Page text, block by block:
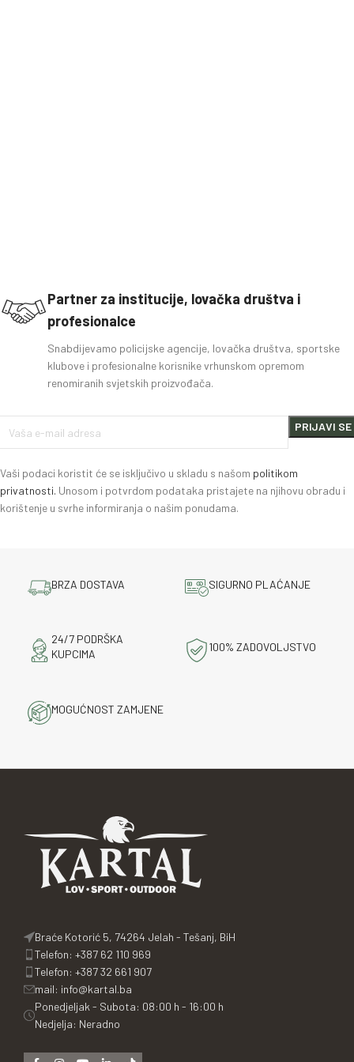
Partner za institucije, lovačka društva i
profesionalce
Snabdijevamo policijske agencije, lovačka društva, sportske
klubove i profesionalne korisnike vrhunskom opremom
renomiranih svjetskih proizvođača.
Vaši podaci koristit će se isključivo u skladu s našom politikom
privatnosti. Unosom i potvrdom podataka pristajete na njihovu obradu i
korištenje u svrhe informiranja o našim ponudama.
BRZA DOSTAVA SIGURNO PLAĆANJE
24/7 PODRŠKA
KUPCIMA
100% ZADOVOLJSTVO
MOGUĆNOST ZAMJENE
Braće Kotorić 5, 74264 Jelah - Tešanj, BiH
Telefon: +387 62 110 969
Telefon: +387 32 661 907
mail: info@kartal.ba
Ponedjeljak - Subota: 08:00 h - 16:00 h
Nedjelja: Neradno